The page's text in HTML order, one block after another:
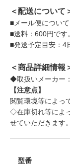
＜配送について
■メール便につい
■送料：600円です
■発送予定目安：4
＜商品詳細情報
◆取扱いメーカー
【注意点】
閲覧環境等によっ
◇在庫切れ等によ
せていただきます。
型番